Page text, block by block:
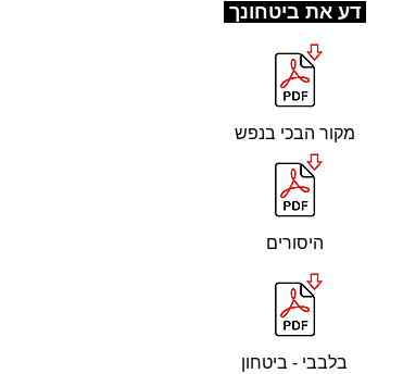
דע את ביטחונך
מקור הבכי בנפש
היסורים
בלבבי - ביטחון